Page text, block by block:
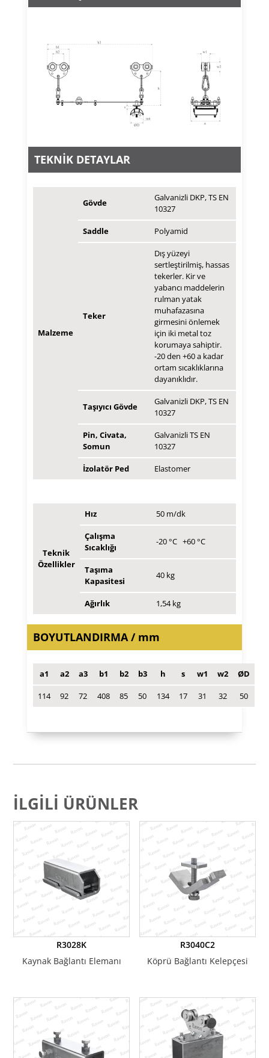
TEKNİK DETAYLAR
Malzeme
Gövde
Galvanizli DKP, TS EN
10327
Saddle Polyamid
Teker
Dış yüzeyi
sertleştirilmiş, hassas
tekerler. Kir ve
yabancı maddelerin
rulman yatak
muhafazasına
girmesini önlemek
için iki metal toz
korumaya sahiptir.
-20 den +60 a kadar
ortam sıcaklıklarına
dayanıklıdır.
Taşıyıcı Gövde
Galvanizli DKP, TS EN
10327
Pin, Civata,
Somun
Galvanizli TS EN
10327
İzolatör Ped Elastomer
Teknik
Özellikler
Hız 50 m/dk
Çalışma
Sıcaklığı
-20 °C +60 °C
Taşıma
Kapasitesi
40 kg
Ağırlık 1,54 kg
BOYUTLANDIRMA / mm
a1 a2 a3 b1 b2 b3 h s w1 w2 ØD
114 92 72 408 85 50 134 17 31 32 50
İLGILI ÜRÜNLER
R3028K
Kaynak Bağlantı Elemanı
R3040C2
Köprü Bağlantı Kelepçesi